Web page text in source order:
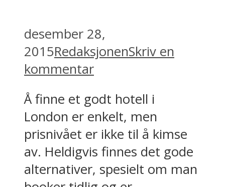
desember 28,
2015RedaksjonenSkriv en
kommentar
Å finne et godt hotell i
London er enkelt, men
prisnivået er ikke til å kimse
av. Heldigvis finnes det gode
alternativer, spesielt om man